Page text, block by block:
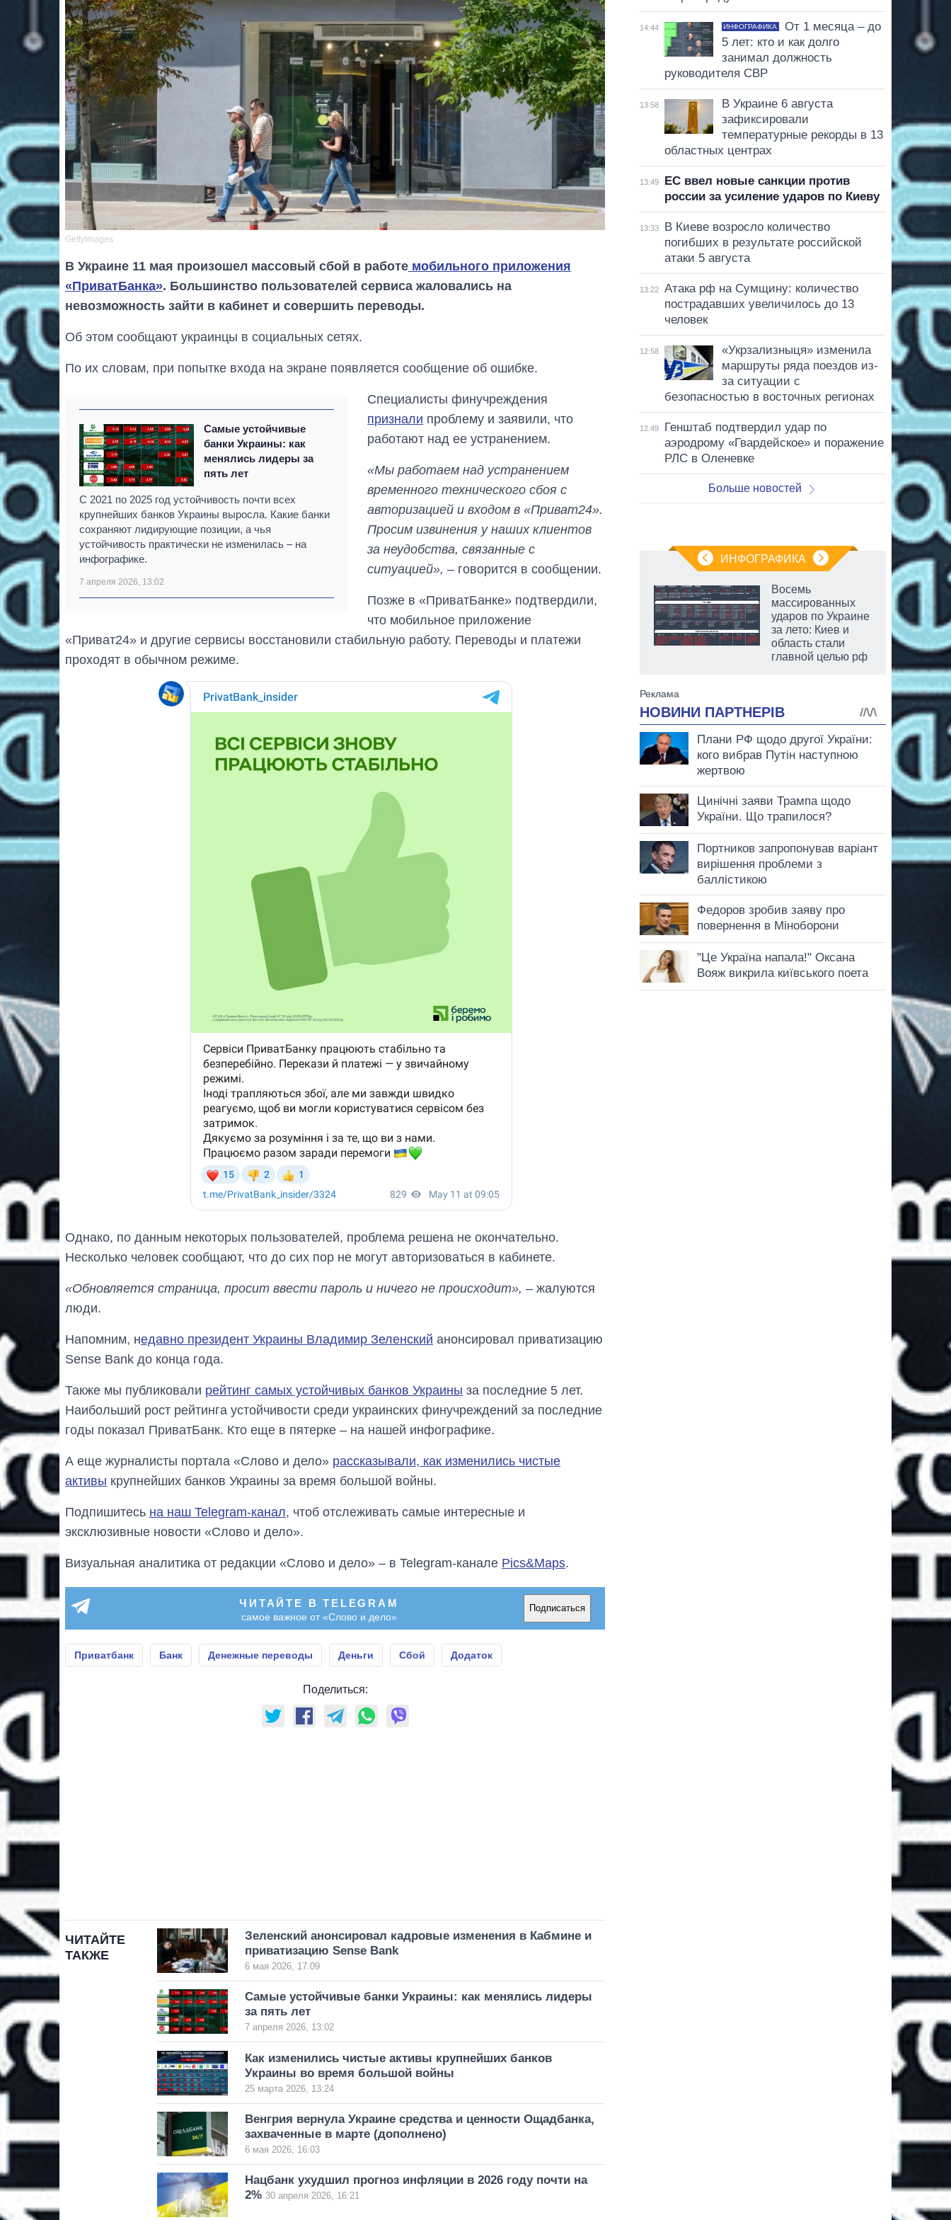
GettyImages
В Украине 11 мая произошел массовый сбой в работе мобильного приложения
«ПриватБанка». Большинство пользователей сервиса жаловались на
невозможность зайти в кабинет и совершить переводы.
Об этом сообщают украинцы в социальных сетях.
По их словам, при попытке входа на экране появляется сообщение об ошибке.
Самые устойчивые
банки Украины: как
менялись лидеры за
пять лет
С 2021 по 2025 год устойчивость почти всех
крупнейших банков Украины выросла. Какие банки
сохраняют лидирующие позиции, а чья
устойчивость практически не изменилась – на
инфографике.
7 апреля 2026, 13:02
Специалисты финучреждения
признали проблему и заявили, что
работают над ее устранением.
«Мы работаем над устранением
временного технического сбоя с
авторизацией и входом в «Приват24».
Просим извинения у наших клиентов
за неудобства, связанные с
ситуацией», – говорится в сообщении.
Позже в «ПриватБанке» подтвердили,
что мобильное приложение
«Приват24» и другие сервисы восстановили стабильную работу. Переводы и платежи
проходят в обычном режиме.
Однако, по данным некоторых пользователей, проблема решена не окончательно.
Несколько человек сообщают, что до сих пор не могут авторизоваться в кабинете.
«Обновляется страница, просит ввести пароль и ничего не происходит», – жалуются
люди.
Напомним, недавно президент Украины Владимир Зеленский анонсировал приватизацию
Sense Bank до конца года.
Также мы публиковали рейтинг самых устойчивых банков Украины за последние 5 лет.
Наибольший рост рейтинга устойчивости среди украинских финучреждений за последние
годы показал ПриватБанк. Кто еще в пятерке – на нашей инфографике.
А еще журналисты портала «Слово и дело» рассказывали, как изменились чистые
активы крупнейших банков Украины за время большой войны.
Подпишитесь на наш Telegram-канал, чтоб отслеживать самые интересные и
эксклюзивные новости «Слово и дело».
Визуальная аналитика от редакции «Слово и дело» – в Telegram-канале Pics&Maps.
ЧИТАЙТЕ В TELEGRAM
самое важное от «Слово и дело»
Подписаться
Приватбанк Банк Денежные переводы Деньги Сбой Додаток
Поделиться:
ЧИТАЙТЕ
ТАКЖЕ
Зеленский анонсировал кадровые изменения в Кабмине и
приватизацию Sense Bank
6 мая 2026, 17:09
Самые устойчивые банки Украины: как менялись лидеры
за пять лет
7 апреля 2026, 13:02
Как изменились чистые активы крупнейших банков
Украины во время большой войны
25 марта 2026, 13:24
Венгрия вернула Украине средства и ценности Ощадбанка,
захваченные в марте (дополнено)
6 мая 2026, 16:03
Нацбанк ухудшил прогноз инфляции в 2026 году почти на
2% 30 апреля 2026, 16:21
14:44 ИНФОГРАФИКА
От 1 месяца – до
5 лет: кто и как долго
занимал должность
руководителя СВР
13:58
В Украине 6 августа
зафиксировали
температурные рекорды в 13
областных центрах
13:49
ЕС ввел новые санкции против
россии за усиление ударов по Киеву
13:33
В Киеве возросло количество
погибших в результате российской
атаки 5 августа
13:22
Атака рф на Сумщину: количество
пострадавших увеличилось до 13
человек
12:58
«Укрзализныця» изменила
маршруты ряда поездов из-
за ситуации с
безопасностью в восточных регионах
12:49
Генштаб подтвердил удар по
аэродрому «Гвардейское» и поражение
РЛС в Оленевке
Больше новостей
ИНФОГРАФИКА
изменилось
количество
бакалавриат,
Восемь
массированных
ударов по Украине
за лето: Киев и
область стали
главной целью рф